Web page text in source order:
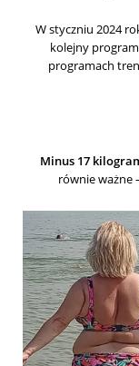
W styczniu 2024
kolejny
programach
Minus 17
równie ważne